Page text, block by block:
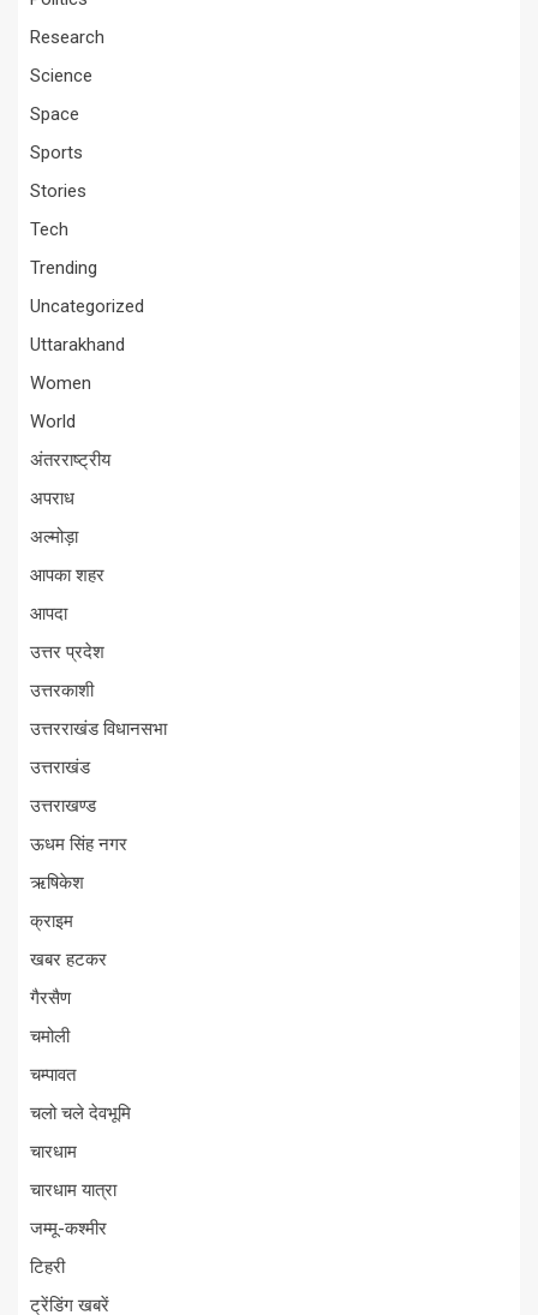
Research
Science
Space
Sports
Stories
Tech
Trending
Uncategorized
Uttarakhand
Women
World
अंतरराष्ट्रीय
अपराध
अल्मोड़ा
आपका शहर
आपदा
उत्तर प्रदेश
उत्तरकाशी
उत्तरराखंड विधानसभा
उत्तराखंड
उत्तराखण्ड
ऊधम सिंह नगर
ऋषिकेश
क्राइम
खबर हटकर
गैरसैण
चमोली
चम्पावत
चलो चले देवभूमि
चारधाम
चारधाम यात्रा
जम्मू-कश्मीर
टिहरी
ट्रेंडिंग खबरें